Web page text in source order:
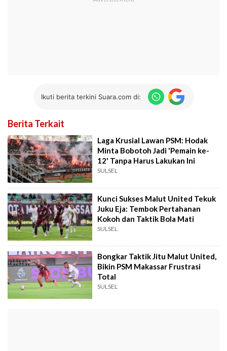
Ikuti berita terkini Suara.com di:
Berita Terkait
Laga Krusial Lawan PSM: Hodak
Minta Bobotoh Jadi 'Pemain ke-
12' Tanpa Harus Lakukan Ini
SULSEL
Kunci Sukses Malut United Tekuk
Juku Eja: Tembok Pertahanan
Kokoh dan Taktik Bola Mati
SULSEL
Bongkar Taktik Jitu Malut United,
Bikin PSM Makassar Frustrasi
Total
SULSEL